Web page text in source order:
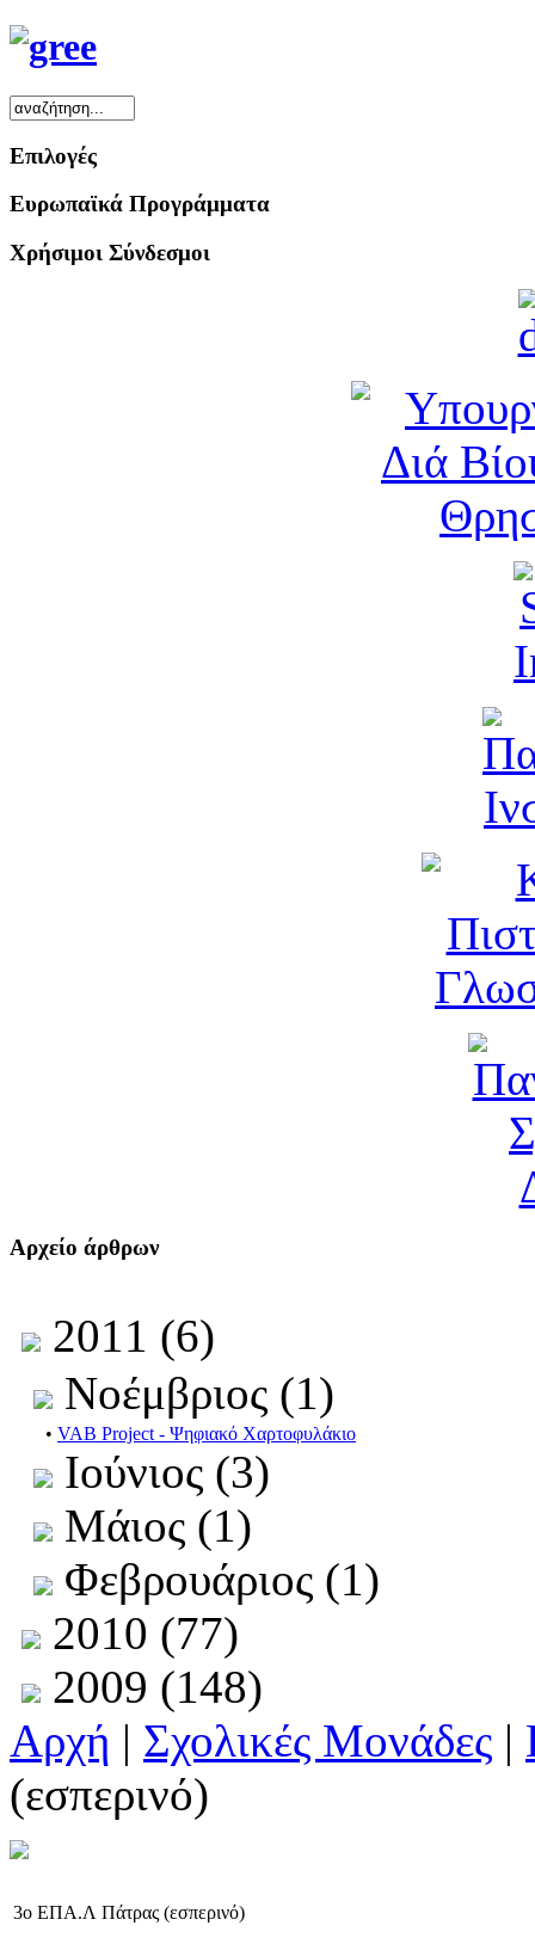
Επιλογές
Ευρωπαϊκά Προγράμματα
Χρήσιμοι Σύνδεσμοι
Αρχείο άρθρων
2011 (6)
Νοέμβριος (1)
• VAB Project - Ψηφιακό Χαρτοφυλάκιο
Ιούνιος (3)
Μάιος (1)
Φεβρουάριος (1)
2010 (77)
2009 (148)
Αρχή | Σχολικές Μονάδες |
(εσπερινό)
3ο ΕΠΑ.Λ Πάτρας (εσπερινό)